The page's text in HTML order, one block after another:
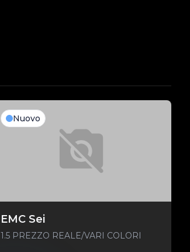
Nuovo
EMC Sei
1.5 PREZZO REALE/VARI COLORI